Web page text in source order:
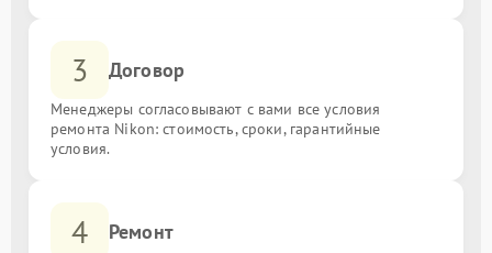
3 Договор
Менеджеры согласовывают с вами все условия
ремонта Nikon: стоимость, сроки, гарантийные
условия.
4 Ремонт